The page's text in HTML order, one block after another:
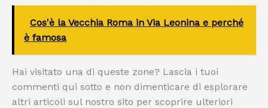
Cos'è la Vecchia Roma in Via Leonina e perché
è famosa
Hai visitato una di queste zone? Lascia i tuoi
commenti qui sotto e non dimenticare di esplorare
altri articoli sul nostro sito per scoprire ulteriori